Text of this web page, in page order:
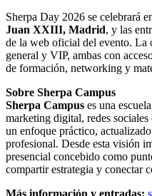
Sherpa Day 2026 se celebrará
Juan XXIII, Madrid, y las
de la web oficial del evento. La
general y VIP, ambas con
de formación, networking y
Sobre Sherpa Campus
Sherpa Campus es una
marketing digital, redes
un enfoque práctico,
profesional. Desde esta visión
presencial concebido como
compartir estrategia y conectar
Más información y entradas: